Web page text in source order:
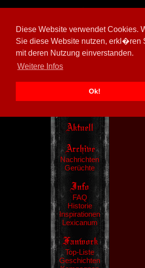
Diese Website verwendet Cookies.
Sie diese Website nutzen, erkl�ren
mit deren Nutzung einverstanden.
Weitere Infos
Ok!
[ 600026/M3]
Nachrichten
Gerüchte
FAQ
Historie
Inspirationen
Lexicanum
Top-Liste
Geschichten